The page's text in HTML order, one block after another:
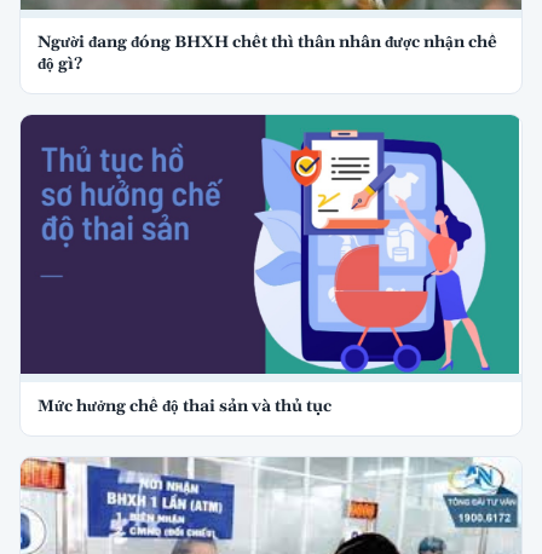
Người đang đóng BHXH chết thì thân nhân được nhận chế
độ gì?
Mức hưởng chế độ thai sản và thủ tục